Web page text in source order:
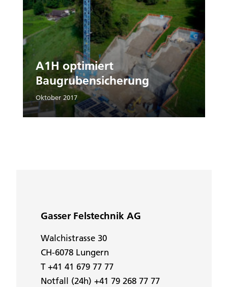
A1H optimiert
Baugrubensicherung
Oktober 2017
Gasser Felstechnik AG
Walchistrasse 30
CH-6078 Lungern
T +41 41 679 77 77
Notfall (24h) +41 79 268 77 77